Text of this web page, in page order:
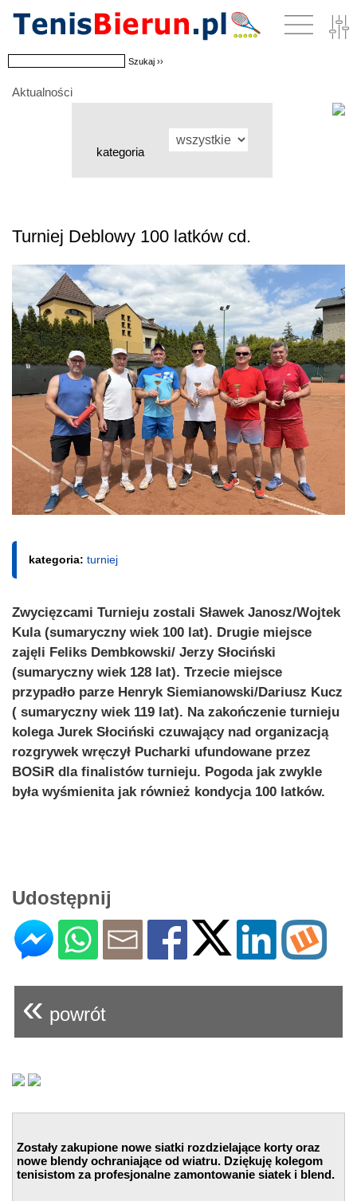
Aktualności
kategoria
Turniej Deblowy 100 latków cd.
kategoria: turniej
Zwycięzcami Turnieju zostali Sławek Janosz/Wojtek
Kula (sumaryczny wiek 100 lat). Drugie miejsce
zajęli Feliks Dembkowski/ Jerzy Słociński
(sumaryczny wiek 128 lat). Trzecie miejsce
przypadło parze Henryk Siemianowski/Dariusz Kucz
( sumaryczny wiek 119 lat). Na zakończenie turnieju
kolega Jurek Słociński czuwający nad organizacją
rozgrywek wręczył Pucharki ufundowane przez
BOSiR dla finalistów turnieju. Pogoda jak zwykle
była wyśmienita jak również kondycja 100 latków.
Udostępnij
« powrót
Zostały zakupione nowe siatki rozdzielające korty oraz
nowe blendy ochraniające od wiatru. Dziękuję kolegom
tenisistom za profesjonalne zamontowanie siatek i blend.